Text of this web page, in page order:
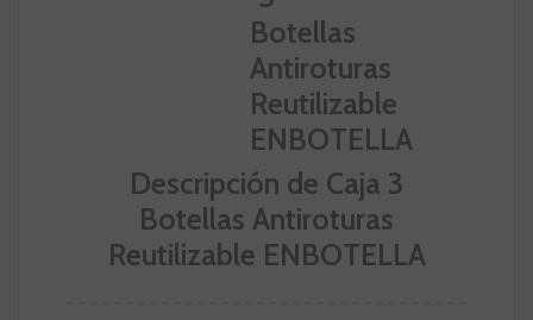
Descripción de Caja 3
Botellas Antiroturas
Reutilizable ENBOTELLA